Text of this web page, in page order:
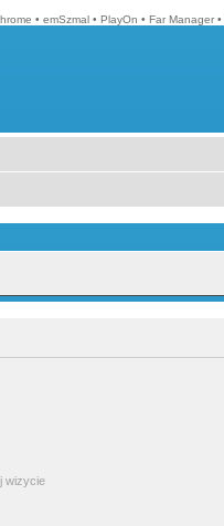
• emSzmal • PlayOn • Far Manager •
wizycie